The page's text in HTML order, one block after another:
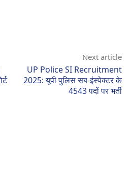
Next article
UP Police SI Recruitment
2025: यूपी पुलिस सब-इंस्पेक्टर के
4543 पदों पर भर्ती